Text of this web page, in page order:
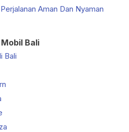
Aman Dan Nyaman
Bali
Bali